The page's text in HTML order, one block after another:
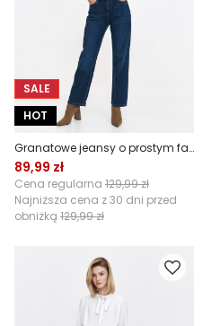
SALE
HOT
Granatowe jeansy o prostym fasonie
89,99 zł
Cena regularna 129,99 zł
Najniższa cena z 30 dni przed
obniżką 129,99 zł